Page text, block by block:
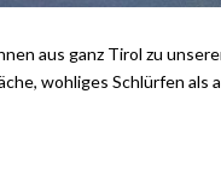
aus ganz Tirol zu
wohliges Schlürfen als